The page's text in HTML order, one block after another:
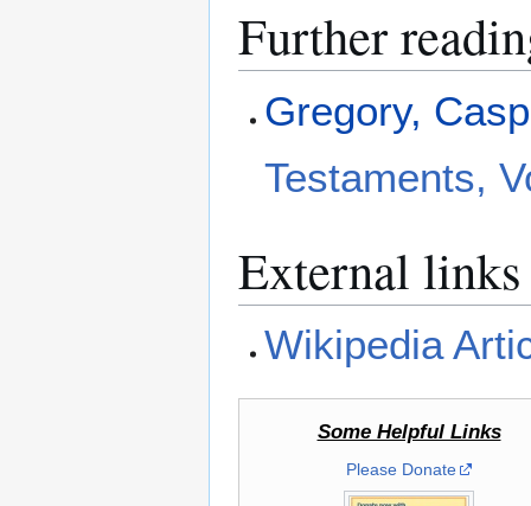
Further
Gregory,
Testaments,
External links
Wikipedia
Some Helpful Links
Please Donate